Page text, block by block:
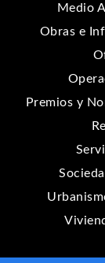
Medio
Obras e
Premios y